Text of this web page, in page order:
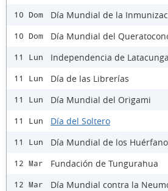
10 Dom Día Mundial de la
10 Dom Día Mundial del
11 Lun Independencia de Latacunga
11 Lun Día de las Librerías
11 Lun Día Mundial del Origami
11 Lun Día del Soltero
11 Lun Día Mundial de los
12 Mar Fundación de Tungurahua
12 Mar Día Mundial contra la